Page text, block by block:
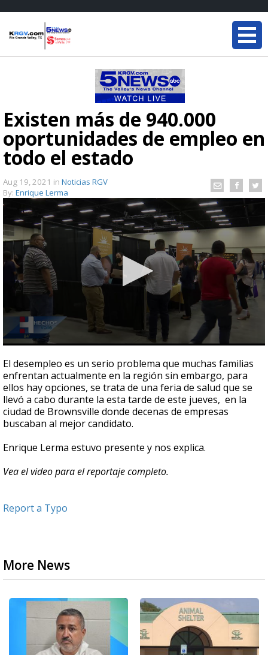
Existen más de 940.000
oportunidades de empleo en
todo el estado
Aug 19, 2021 in Noticias RGV
By: Enrique Lerma
seconds
of
2
minutes,
22
seconds
El desempleo es un serio problema que muchas familias
enfrentan actualmente en la región sin embargo, para
ellos hay opciones, se trata de una feria de salud que se
llevó a cabo durante la esta tarde de este jueves, en la
ciudad de Brownsville donde decenas de empresas
buscaban al mejor candidato.
Enrique Lerma estuvo presente y nos explica.
Vea el video para el reportaje completo.
Report a Typo
More News